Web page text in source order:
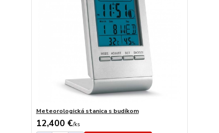
Meteorologická stanica s budíkom
12,400 €/ks